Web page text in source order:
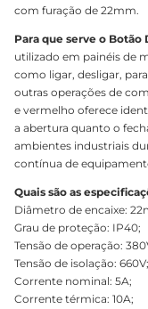
com furação de 22mm.
Para que serve o
utilizado em painéis de
como ligar, desligar,
outras operações de
e vermelho oferece
a abertura quanto o
ambientes industriais
contínua de
Quais são as
Diâmetro de encaixe:
Grau de proteção: IP40;
Tensão de operação:
Tensão de isolação: 660V;
Corrente nominal: 5A;
Corrente térmica: 10A;